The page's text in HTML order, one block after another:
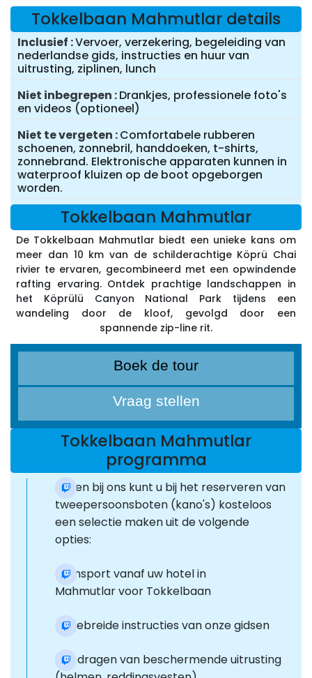
Tokkelbaan Mahmutlar details
Inclusief Vervoer, verzekering, begeleiding van
nederlandse gids, instructies en huur van
uitrusting, ziplinen, lunch
Niet inbegrepen Drankjes, professionele foto's
en videos (optioneel)
Niet te vergeten Comfortabele rubberen
schoenen, zonnebril, handdoeken, t-shirts,
zonnebrand. Elektronische apparaten kunnen in
waterproof kluizen op de boot opgeborgen
worden.
Tokkelbaan Mahmutlar
De Tokkelbaan Mahmutlar biedt een unieke kans om
meer dan 10 km van de schilderachtige Köprü Chai
rivier te ervaren, gecombineerd met een opwindende
rafting ervaring. Ontdek prachtige landschappen in
het Köprülü Canyon National Park tijdens een
wandeling door de kloof, gevolgd door een
spannende zip-line rit.
Boek de tour
Vraag stellen
Tokkelbaan Mahmutlar
programma
Alleen bij ons kunt u bij het reserveren van
tweepersoonsboten (kano's) kosteloos
een selectie maken uit de volgende
opties:
Transport vanaf uw hotel in
Mahmutlar voor Tokkelbaan
Uitgebreide instructies van onze gidsen
Het dragen van beschermende uitrusting